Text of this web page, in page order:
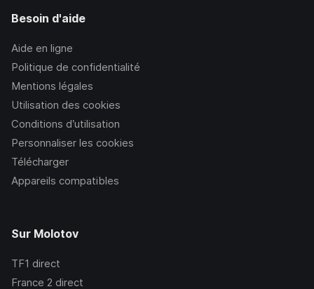
Besoin d'aide
Aide en ligne
Politique de confidentialité
Mentions légales
Utilisation des cookies
Conditions d’utilisation
Personnaliser les cookies
Télécharger
Appareils compatibles
Sur Molotov
TF1 direct
France 2 direct